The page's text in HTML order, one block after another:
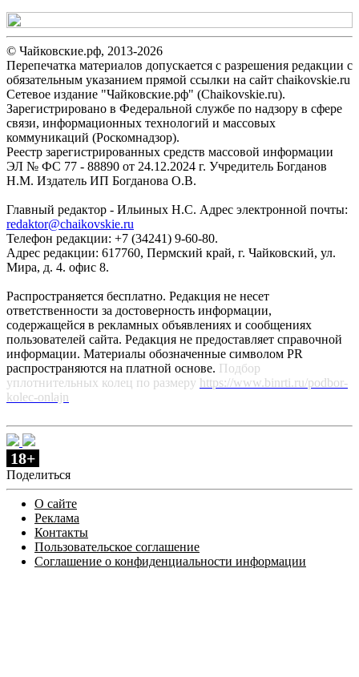
© Чайковские.рф, 2013-2026
Перепечатка материалов допускается с разрешения редакции с
обязательным указанием прямой ссылки на сайт chaikovskie.ru
Сетевое издание "Чайковские.рф" (Chaikovskie.ru).
Зарегистрировано в Федеральной службе по надзору в сфере
связи, информационных технологий и массовых
коммуникаций (Роскомнадзор).
Реестр зарегистрированных средств массовой информации
ЭЛ № ФС 77 - 88890 от 24.12.2024 г. Учредитель Богданов
Н.М. Издатель ИП Богданова О.В.
Главный редактор - Ильиных Н.С. Адрес электронной почты:
redaktor@chaikovskie.ru
Телефон редакции: +7 (34241) 9-60-80.
Адрес редакции: 617760, Пермский край, г. Чайковский, ул.
Мира, д. 4. офис 8.
Распространяется бесплатно. Редакция не несет
ответственности за достоверность информации,
содержащейся в рекламных объявлениях и сообщениях
пользователей сайта. Редакция не предоставляет справочной
информации. Материалы обозначенные символом PR
распространяются на платной основе. Подбор
уплотнительных колец по размеру https://www.binrti.ru/podbor-
kolec-onlajn
18+
Поделиться
О сайте
Реклама
Контакты
Пользовательское соглашение
Соглашение о конфиденциальности информации